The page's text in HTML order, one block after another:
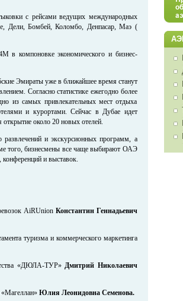
с рейсами ведущих международных
Дели, Бомбей, Коломбо, Денпасар, Маэ (
в компоновке экономического и бизнес-
Эмираты уже в ближайшее время станут
Согласно статистике ежегодно более
самых привлекательных мест отдыха
и курортами. Сейчас в Дубае идет
открытие около 20 новых отелей.
и экскурсионных программ, а
того, бизнесмены все чаще выбирают ОАЭ
конференций и выставок.
AiRUnionКонстантин Геннадьевич
туризма и коммерческого маркетинга
«ДЮЛА-ТУР»Дмитрий Николаевич
«Магеллан»Юлия Леонидовна Семенова.